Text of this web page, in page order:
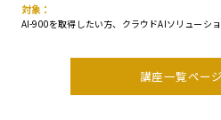
対象：
AI-900を取得したい方、クラウドAIソリューシ
講座一覧ペー